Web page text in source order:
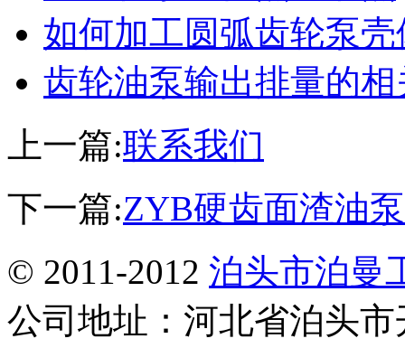
如何加工圆弧齿轮泵壳
齿轮油泵输出排量的
上一篇:联系我们
下一篇:ZYB硬齿面渣油
© 2011-2012 泊头市泊曼
公司地址：河北省泊头